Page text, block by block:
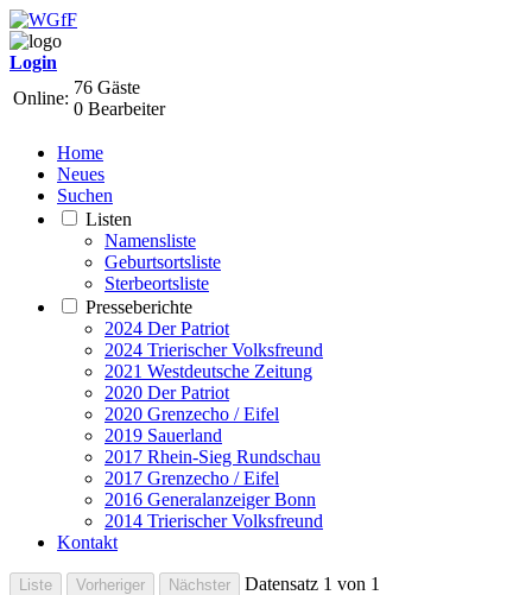
Login
Online:
76 Gäste
0 Bearbeiter
Home
Neues
Suchen
Listen
Namensliste
Geburtsortsliste
Sterbeortsliste
Presseberichte
2024 Der Patriot
2024 Trierischer Volksfreund
2021 Westdeutsche Zeitung
2020 Der Patriot
2020 Grenzecho / Eifel
2019 Sauerland
2017 Rhein-Sieg Rundschau
2017 Grenzecho / Eifel
2016 Generalanzeiger Bonn
2014 Trierischer Volksfreund
Kontakt
Datensatz 1 von 1